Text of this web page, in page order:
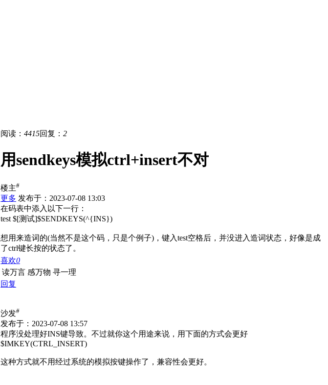
阅读： 4415回复： 2
用sendkeys模拟ctrl+insert不对
楼主#
更多 发布于：2023-07-08 13:03
在码表中添入以下一行：
test $[测试]$SENDKEYS(^{INS})
想用来造词的(当然不是这个码，只是个例子)，键入test空格后，并没进入造词状态，好像是成
了ctrl键长按的状态了。
喜欢0
读万言 感万物 寻一理
回复
沙发#
发布于：2023-07-08 13:57
程序没处理好INS键导致。不过就你这个用途来说，用下面的方式会更好
$IMKEY(CTRL_INSERT)
这种方式就不用经过系统的模拟按键操作了，兼容性会更好。